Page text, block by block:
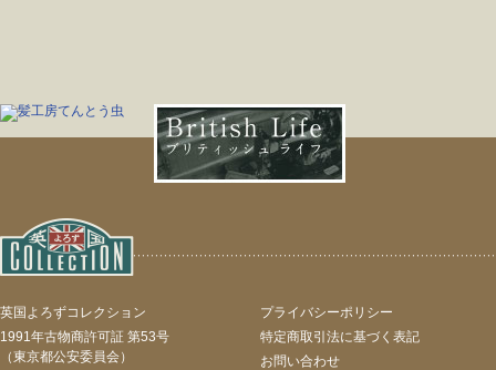
英国よろずコレクション
1991年古物商許可証 第53号
（東京都公安委員会）
プライバシーポリシー
特定商取引法に基づく表記
お問い合わせ